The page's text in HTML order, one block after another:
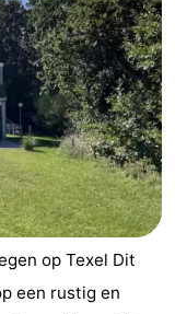
op Texel Dit
een rustig en